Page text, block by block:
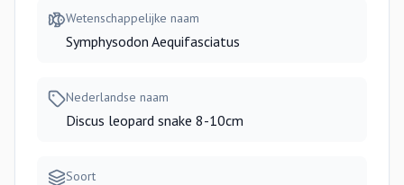
Wetenschappelijke naam
Symphysodon Aequifasciatus
Nederlandse naam
Discus leopard snake 8-10cm
Soort